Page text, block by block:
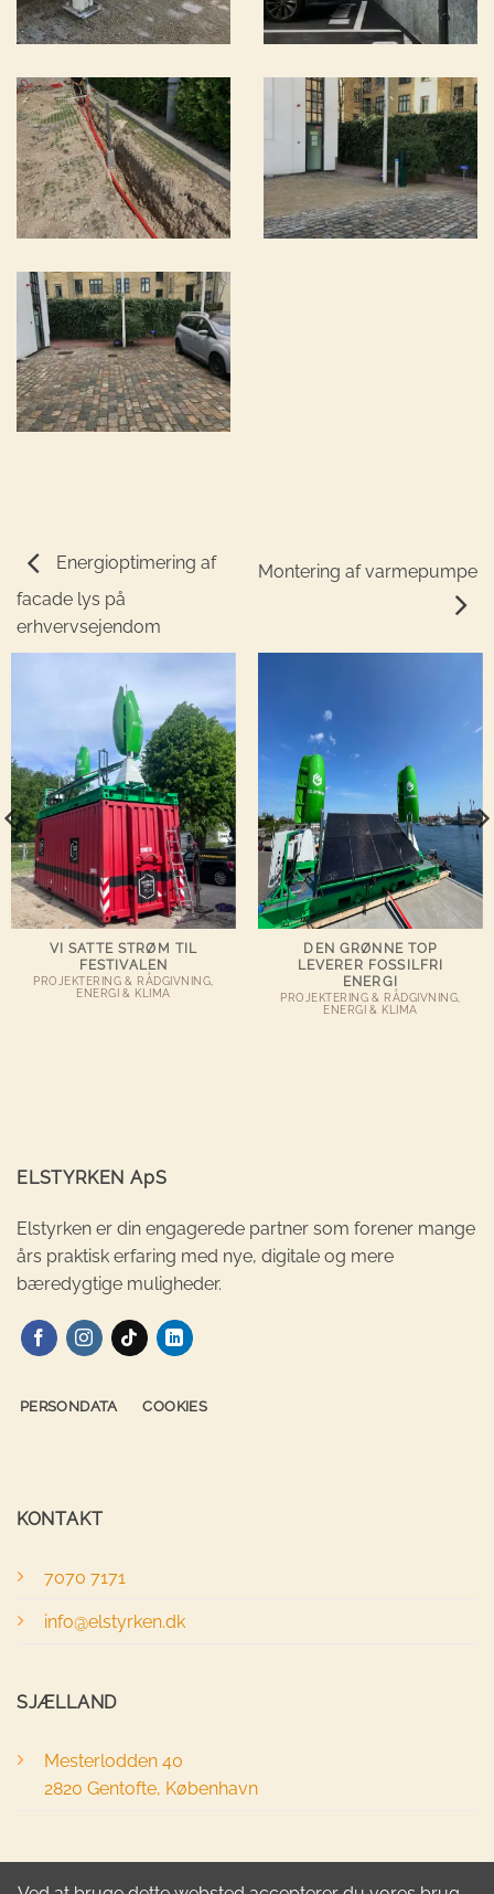
Energioptimering af
facade lys på
erhvervsejendom
Montering af varmepumpe
VI SATTE STRØM TIL
FESTIVALEN
PROJEKTERING & RÅDGIVNING,
ENERGI & KLIMA
DEN GRØNNE TOP
LEVERER FOSSILFRI
ENERGI
PROJEKTERING & RÅDGIVNING,
ENERGI & KLIMA
ELSTYRKEN ApS
Elstyrken er din engagerede partner som forener mange
års praktisk erfaring med nye, digitale og mere
bæredygtige muligheder.
PERSONDATA COOKIES
KONTAKT
7070 7171
info@elstyrken.dk
SJÆLLAND
Mesterlodden 40
2820 Gentofte, København